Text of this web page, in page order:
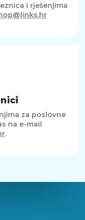
i rješenjima
za poslovne
na e-mail
.